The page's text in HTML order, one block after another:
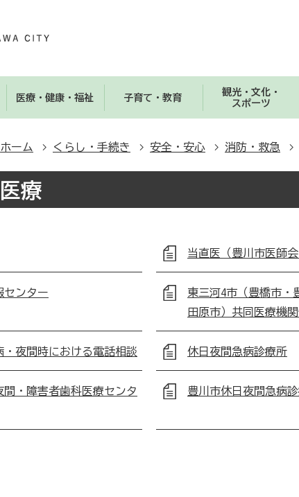
医療・健康・福祉 子育て・教育
観光・文化・
スポーツ
ホーム くらし・手続き 安全・安心 消防・救急
療
当直医（豊川市医師会
センター
東三河4市（豊橋市・
田原市）共同医療機
・夜間時における電話相談 休日夜間急病診療所
間・障害者歯科医療センタ
豊川市休日夜間急病